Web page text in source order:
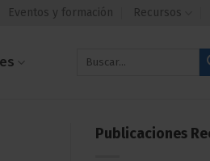
Eventos y formación Recursos
Publicaciones